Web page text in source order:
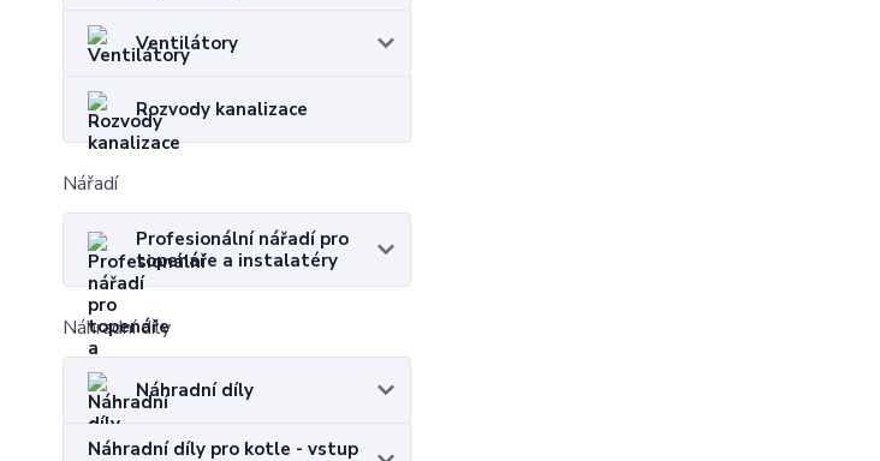
Ventilátory
Rozvody kanalizace
Nářadí
Profesionální nářadí pro
topenáře a instalatéry
Náhradní díly
Náhradní díly
Náhradní díly pro kotle - vstup